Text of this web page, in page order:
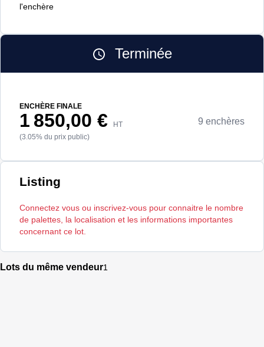
l'enchère
Terminée
ENCHÈRE FINALE
1 850,00 € HT 9 enchères
(3.05% du prix public)
Listing
Connectez vous ou inscrivez-vous pour connaitre le nombre
de palettes, la localisation et les informations importantes
concernant ce lot.
Lots du même vendeur1